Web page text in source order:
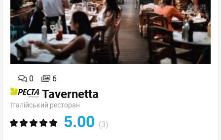
0 6
Tavernetta
Італійський ресторан
5.00 (3)